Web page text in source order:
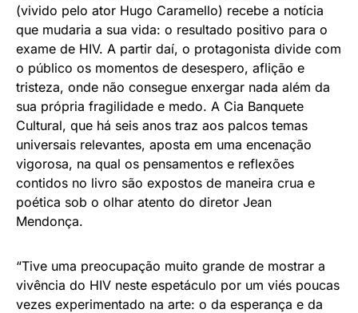
(vivido pelo ator Hugo Caramello) recebe a notícia
que mudaria a sua vida: o resultado positivo para o
exame de HIV. A partir daí, o protagonista divide com
o público os momentos de desespero, aflição e
tristeza, onde não consegue enxergar nada além da
sua própria fragilidade e medo. A Cia Banquete
Cultural, que há seis anos traz aos palcos temas
universais relevantes, aposta em uma encenação
vigorosa, na qual os pensamentos e reflexões
contidos no livro são expostos de maneira crua e
poética sob o olhar atento do diretor Jean
Mendonça.
“Tive uma preocupação muito grande de mostrar a
vivência do HIV neste espetáculo por um viés poucas
vezes experimentado na arte: o da esperança e da